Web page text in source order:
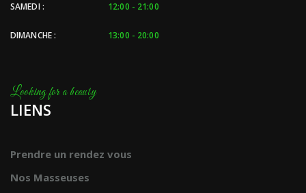
SAMEDI : 12:00 - 21:00
DIMANCHE : 13:00 - 20:00
LIENS
Prendre un rendez vous
Nos Masseuses